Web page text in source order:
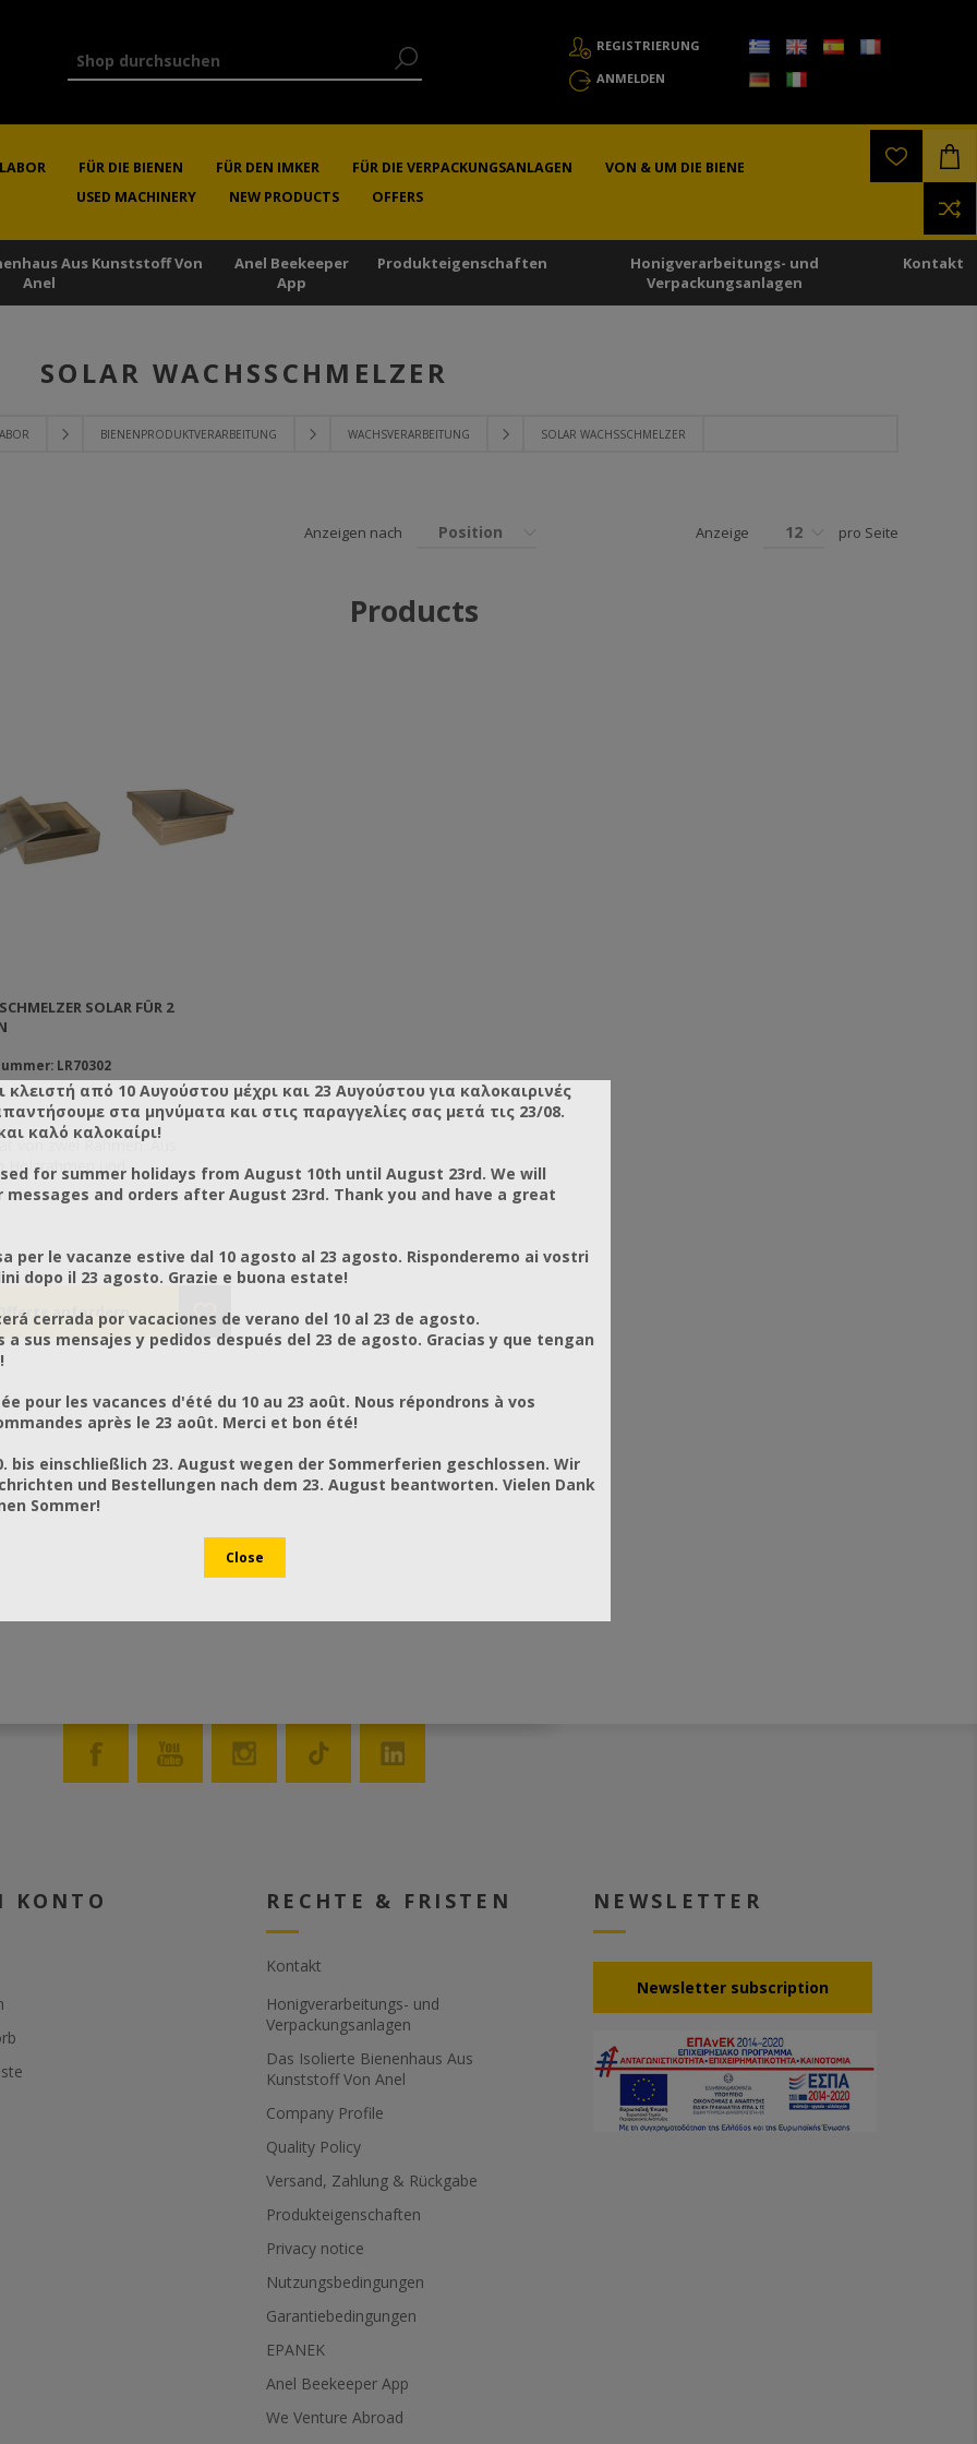
REGISTRIERUNG
ANMELDEN
FÜR DIE BIENEN FÜR DEN IMKER FÜR DIE VERPACKUNGSANLAGEN
VON & UM DIE BIENE
USED MACHINERY
NEW PRODUCTS OFFERS
Aus Kunststoff Von
Anel
Anel Beekeeper
App
Produkteigenschaften
Honigverarbeitungs- und
Verpackungsanlagen
Kontakt
BIENENPRODUKTVERARBEITUNG WACHSVERARBEITUNG SOLAR WACHSSCHMELZER
SOLAR WACHSSCHMELZER
Anzeigen nach Position Anzeige 12 pro Seite
Products
SOLAR FÜR 2
LR70302
von zwei Rahmen. Aus
Holzrahmen und
Ideal für den
Fängt die
Die Rahmen und
die im Inneren platziert sind
und das Wachs kommt aus
Ausgang auf eine
Ablage raus. Ein kleiner Filter
Gang offen. Das Wachs,
mit dieser Methode produziert
von exzellenter Qualität und
natürliches Bleichen durch die
Kann einen optionalen
beinhalten.
KONTO RECHTE & FRISTEN
Kontakt
Honigverarbeitungs- und
Verpackungsanlagen
Das Isolierte Bienenhaus Aus
Kunststoff Von Anel
Company Profile
Quality Policy
Versand, Zahlung & Rückgabe
Produkteigenschaften
Privacy notice
Nutzungsbedingungen
Garantiebedingungen
EPANEK
Anel Beekeeper App
We Venture Abroad
NEWSLETTER
Νewsletter subscription
κλειστή από 10 Αυγούστου μέχρι και 23 Αυγούστου για καλοκαιρινές
στα μηνύματα και στις παραγγελίες σας μετά τις 23/08.
καλό καλοκαίρι!
for summer holidays from August 10th until August 23rd. We will
messages and orders after August 23rd. Thank you and have a great
per le vacanze estive dal 10 agosto al 23 agosto. Risponderemo ai vostri
dopo il 23 agosto. Grazie e buona estate!
cerrada por vacaciones de verano del 10 al 23 de agosto.
a sus mensajes y pedidos después del 23 de agosto. Gracias y que tengan
pour les vacances d'été du 10 au 23 août. Nous répondrons à vos
après le 23 août. Merci et bon été!
bis einschließlich 23. August wegen der Sommerferien geschlossen. Wir
und Bestellungen nach dem 23. August beantworten. Vielen Dank
Sommer!